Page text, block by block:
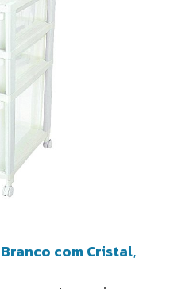
com Cristal,